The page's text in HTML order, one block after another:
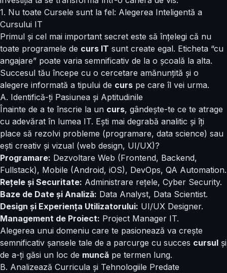
1. Nu toate Cursele sunt la fel: Alegerea Inteligentă a
Cursului IT
Primul și cel mai important secret este să înțelegi că nu
toate programele de curs IT sunt create egal. Eticheta “cu
angajare” poate varia semnificativ de la o școală la alta.
Succesul tău începe cu o cercetare amănunțită și o
alegere informată a tipului de curs pe care îl vei urma.
A. Identifică-ți Pasiunea și Aptitudinile
Înainte de a te înscrie la un curs, gândește-te ce te atrage
cu adevărat în lumea IT. Ești mai degrabă analitic și îți
place să rezolvi probleme (programare, data science) sau
ești creativ și vizual (web design, UI/UX)?
Programare: Dezvoltare Web (Frontend, Backend,
Fullstack), Mobile (Android, iOS), DevOps, QA Automation.
Rețele și Securitate: Administrare rețele, Cyber Security.
Baze de Date și Analiză: Data Analyst, Data Scientist.
Design și Experiența Utilizatorului: UI/UX Designer.
Management de Proiect: Project Manager IT.
Alegerea unui domeniu care te pasionează va crește
semnificativ șansele tale de a parcurge cu succes cursul și
de a-ți găsi un loc de muncă pe termen lung.
B. Analizează Curricula și Tehnologiile Predate